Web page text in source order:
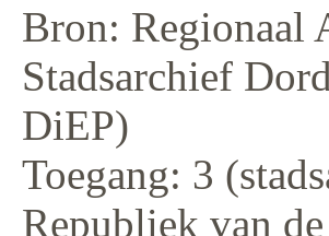
Bron: Regionaal
Stadsarchief
DiEP)
Toegang: 3
Republiek van